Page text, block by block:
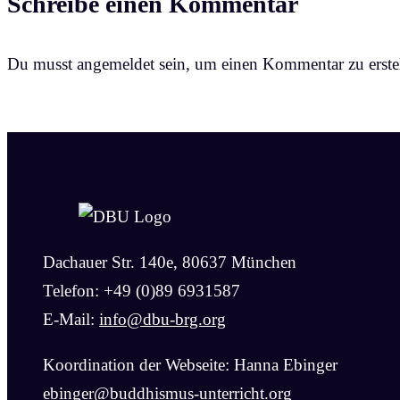
Du musst angemeldet sein, um einen Kommentar zu
Dachauer Str. 140e, 80637 München
Telefon: +49 (0)89 6931587
E-Mail: info@dbu-brg.org
Koordination der Webseite: Hanna Ebinger
ebinger@buddhismus-unterricht.org